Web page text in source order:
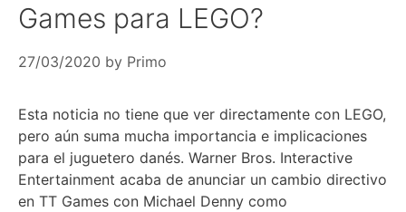
Games para LEGO?
27/03/2020 by Primo
Esta noticia no tiene que ver directamente con LEGO,
pero aún suma mucha importancia e implicaciones
para el juguetero danés. Warner Bros. Interactive
Entertainment acaba de anunciar un cambio directivo
en TT Games con Michael Denny como